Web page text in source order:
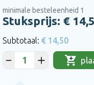
minimale besteleenheid 1
Stuksprijs: €
€ 14,50